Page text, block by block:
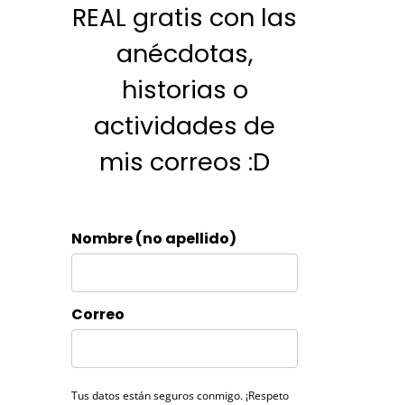
REAL gratis con las
anécdotas,
historias o
actividades de
mis correos :D
Nombre (no apellido)
Correo
Tus datos están seguros conmigo. ¡Respeto